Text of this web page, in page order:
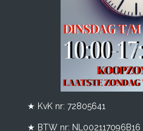
★ KvK nr: 72805641
★ BTW nr: NL002117096B16